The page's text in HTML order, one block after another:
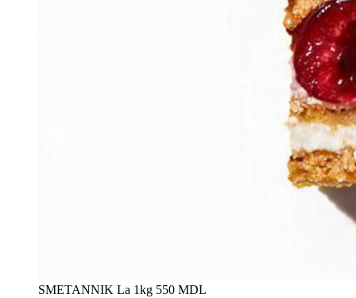
SMETANNIK La 1kg 550 MDL